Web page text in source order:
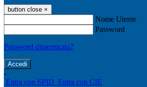
button close ×
Nome Utente
Password
Password dimenticata?
-
Entra con SPID Entra con CIE